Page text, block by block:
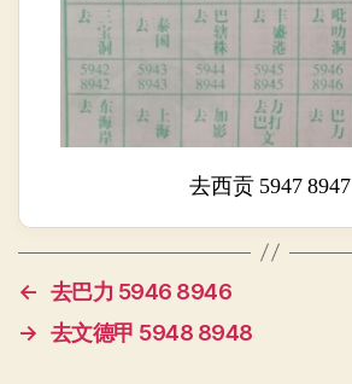
去西贡 5947 8947
← 去巴力 5946 8946
→ 去文德甲 5948 8948